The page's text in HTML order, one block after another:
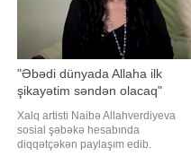
"Əbədi dünyada Allaha ilk
şikayətim səndən olacaq"
Xalq artisti Naibə Allahverdiyeva
sosial şəbəkə hesabında
diqqətçəkən paylaşım edib.